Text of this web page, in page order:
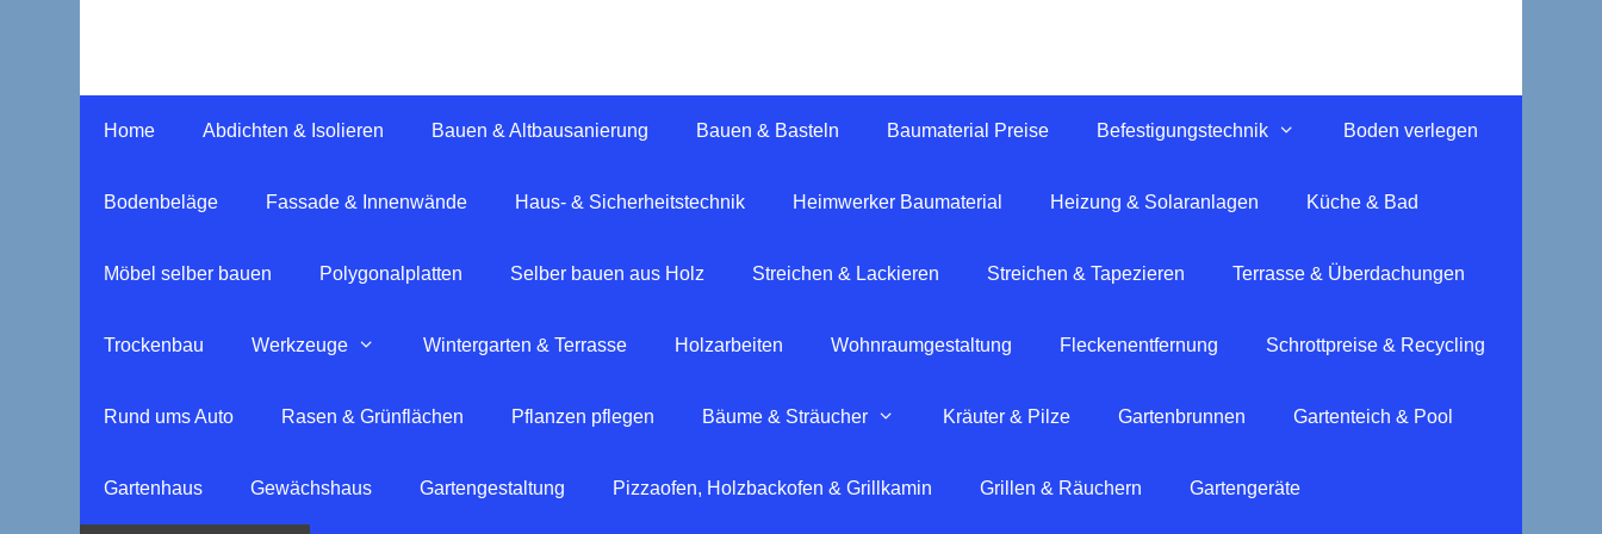
Home Abdichten & Isolieren Bauen & Altbausanierung Bauen & Basteln Baumaterial Preise Befestigungstechnik Boden verlegen
Bodenbeläge Fassade & Innenwände Haus- & Sicherheitstechnik Heimwerker Baumaterial Heizung & Solaranlagen Küche & Bad
Möbel selber bauen Polygonalplatten Selber bauen aus Holz Streichen & Lackieren Streichen & Tapezieren Terrasse & Überdachungen
Trockenbau Werkzeuge Wintergarten & Terrasse Holzarbeiten Wohnraumgestaltung Fleckenentfernung Schrottpreise & Recycling
Rund ums Auto Rasen & Grünflächen Pflanzen pflegen Bäume & Sträucher Kräuter & Pilze Gartenbrunnen Gartenteich & Pool
Gartenhaus Gewächshaus Gartengestaltung Pizzaofen, Holzbackofen & Grillkamin Grillen & Räuchern Gartengeräte